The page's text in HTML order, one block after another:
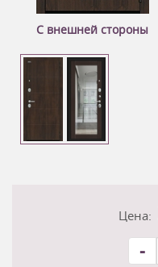
С внешней стороны
Цена:
-